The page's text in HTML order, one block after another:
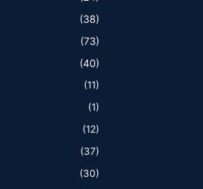
(38)
(73)
(40)
(11)
(1)
(12)
(37)
(30)